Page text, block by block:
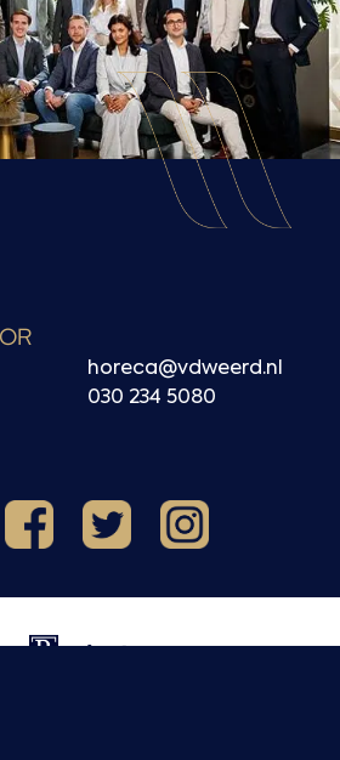
horeca@vdweerd.nl
030 234 5080
Facebook
X Instagram
NRVT